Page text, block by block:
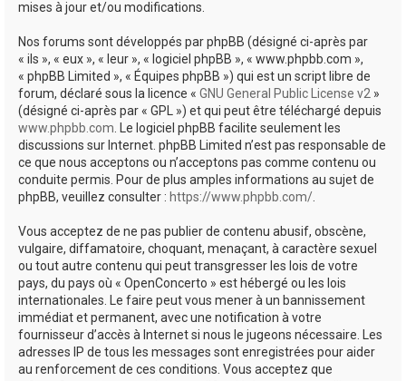
mises à jour et/ou modifications.
Nos forums sont développés par phpBB (désigné ci-après par
« ils », « eux », « leur », « logiciel phpBB », « www.phpbb.com »,
« phpBB Limited », « Équipes phpBB ») qui est un script libre de
forum, déclaré sous la licence « GNU General Public License v2 »
(désigné ci-après par « GPL ») et qui peut être téléchargé depuis
www.phpbb.com. Le logiciel phpBB facilite seulement les
discussions sur Internet. phpBB Limited n’est pas responsable de
ce que nous acceptons ou n’acceptons pas comme contenu ou
conduite permis. Pour de plus amples informations au sujet de
phpBB, veuillez consulter : https://www.phpbb.com/.
Vous acceptez de ne pas publier de contenu abusif, obscène,
vulgaire, diffamatoire, choquant, menaçant, à caractère sexuel
ou tout autre contenu qui peut transgresser les lois de votre
pays, du pays où « OpenConcerto » est hébergé ou les lois
internationales. Le faire peut vous mener à un bannissement
immédiat et permanent, avec une notification à votre
fournisseur d’accès à Internet si nous le jugeons nécessaire. Les
adresses IP de tous les messages sont enregistrées pour aider
au renforcement de ces conditions. Vous acceptez que